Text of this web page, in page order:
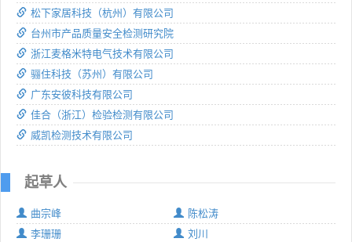
松下家居科技（杭州）有限公司
台州市产品质量安全检测研究院
浙江麦格米特电气技术有限公司
骊住科技（苏州）有限公司
广东安彼科技有限公司
佳合（浙江）检验检测有限公司
威凯检测技术有限公司
起草人
曲宗峰
陈松涛
李珊珊
刘川